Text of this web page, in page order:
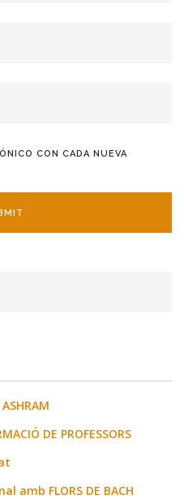
CON CADA NUEVA
DE PROFESSORS
amb FLORS DE BACH